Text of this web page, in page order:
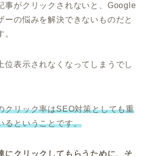
事がクリックされないと、Google
ーの悩みを解決できないものだと
位表示されなくなってしまうでし
クリック率はSEO対策としても重
るということです。
にクリックしてもらうために、そ